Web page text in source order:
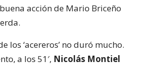
acción de Mario Briceño
los ‘acereros’ no duró mucho.
a los 51′, Nicolás Montiel